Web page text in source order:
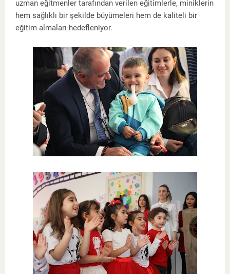
uzman eğitmenler tarafından verilen eğitimlerle, miniklerin
hem sağlıklı bir şekilde büyümeleri hem de kaliteli bir
eğitim almaları hedefleniyor.